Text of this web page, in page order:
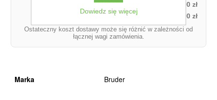
Kurier DPD – za pobraniem (1 paczka):
27,00 zł
Kurier DPD – przedpłata (1 paczka):
21,00 zł
Ostateczny koszt dostawy może się różnić w zależności od
łącznej wagi zamówienia.
Marka Bruder
Dowiedz się więcej